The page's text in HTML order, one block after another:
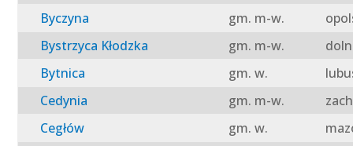
Byczyna
gm. m-w.
Bystrzyca Kłodzka
gm. m-w.
Bytnica
gm. w.
Cedynia
gm. m-w.
Cegłów
gm. w.